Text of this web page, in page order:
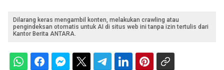
Dilarang keras mengambil konten, melakukan crawling atau
pengindeksan otomatis untuk AI di situs web ini tanpa izin tertulis dari
Kantor Berita ANTARA.